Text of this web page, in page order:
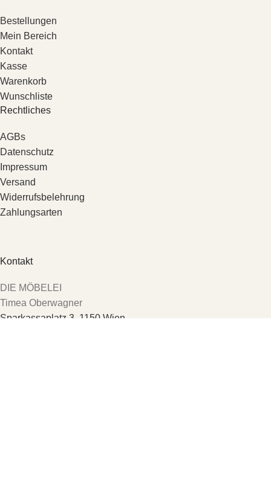
Bestellungen
Mein Bereich
Kontakt
Kasse
Warenkorb
Wunschliste
Rechtliches
AGBs
Datenschutz
Impressum
Versand
Widerrufsbelehrung
Zahlungsarten
Kontakt
DIE MÖBELEI
Timea Oberwagner
Sparkassaplatz 3, 1150 Wien